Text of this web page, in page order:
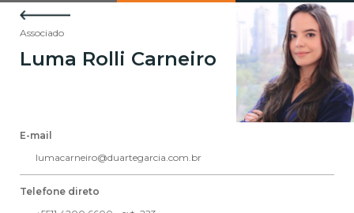
Associado
Luma Rolli Carneiro
E-mail
lumacarneiro@duartegarcia.com.br
Telefone direto